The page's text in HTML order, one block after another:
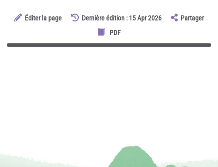
Éditer la page Dernière édition : 15 Apr 2026
Partager
PDF